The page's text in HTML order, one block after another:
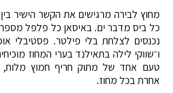
מחוץ לבירה מרגישים את הקשר הישיר
כל ביס מדבר ים. באיסאן כל פלפל
נכנסים לצלחת בלי פילטר. פסטיבלי
ו־שווקי לילה בתאילנד בערי המחוז
טעם אחד של מתוק חריף חמוץ מלוח,
אחרת בכל מחוז.